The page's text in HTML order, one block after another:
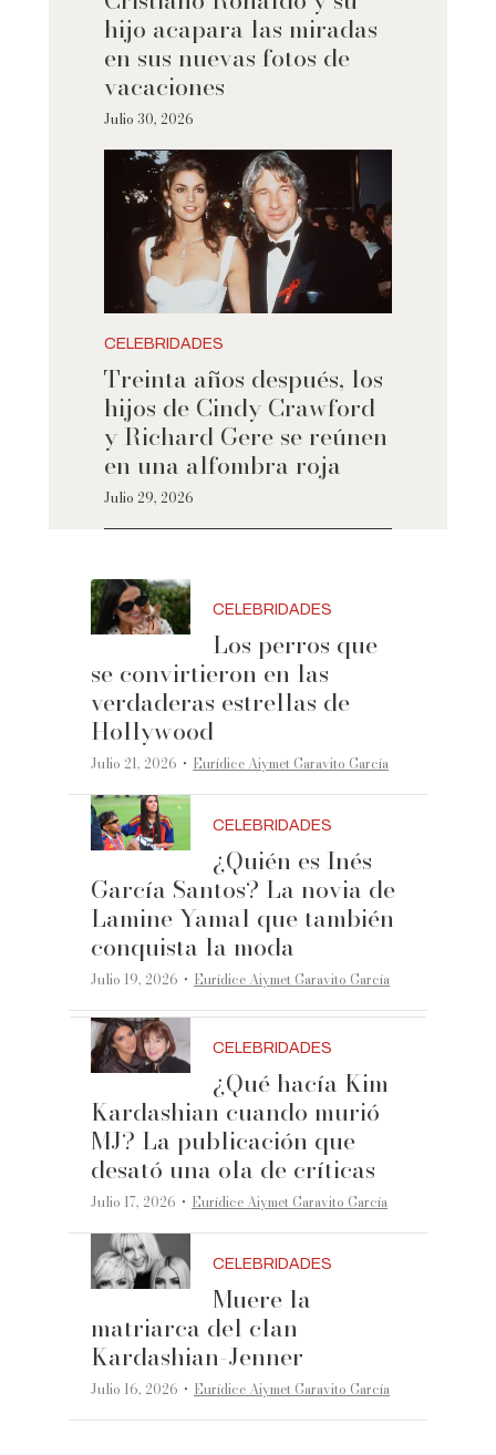
hijo acapara las miradas
en sus nuevas fotos de
vacaciones
Julio 30, 2026
CELEBRIDADES
Treinta años después, los
hijos de Cindy Crawford
y Richard Gere se reúnen
en una alfombra roja
Julio 29, 2026
CELEBRIDADES
Los perros que
se convirtieron en las
verdaderas estrellas de
Hollywood
Julio 21, 2026 ·Eurídice Aiymet Garavito García
CELEBRIDADES
¿Quién es Inés
García Santos? La novia de
Lamine Yamal que también
conquista la moda
Julio 19, 2026 ·Eurídice Aiymet Garavito García
CELEBRIDADES
¿Qué hacía Kim
Kardashian cuando murió
MJ? La publicación que
desató una ola de críticas
Julio 17, 2026 ·Eurídice Aiymet Garavito García
CELEBRIDADES
Muere la
matriarca del clan
Kardashian-Jenner
Julio 16, 2026 ·Eurídice Aiymet Garavito García